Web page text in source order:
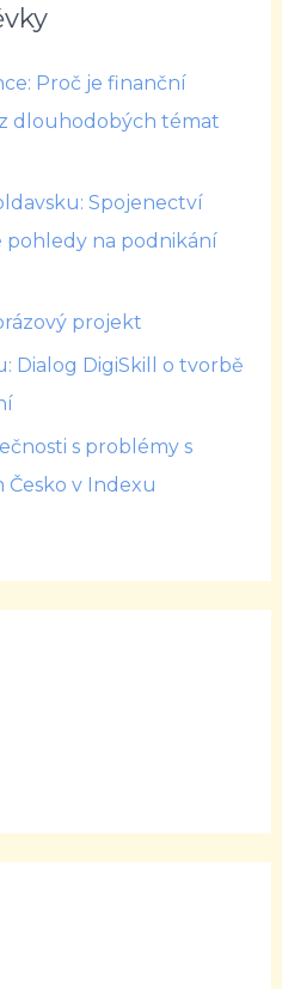
Proč je finanční
dlouhodobých témat
Spojenectví
pohledy na podnikání
projekt
Dialog DigiSkill o tvorbě
s problémy s
Česko v Indexu